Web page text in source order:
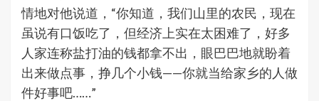
情地对他说道，“你知道，我们山里的农民，现在
虽说有口饭吃了，但经济上实在太困难了，好多
人家连称盐打油的钱都拿不出，眼巴巴地就盼着
出来做点事，挣几个小钱——你就当给家乡的人做
件好事吧……”